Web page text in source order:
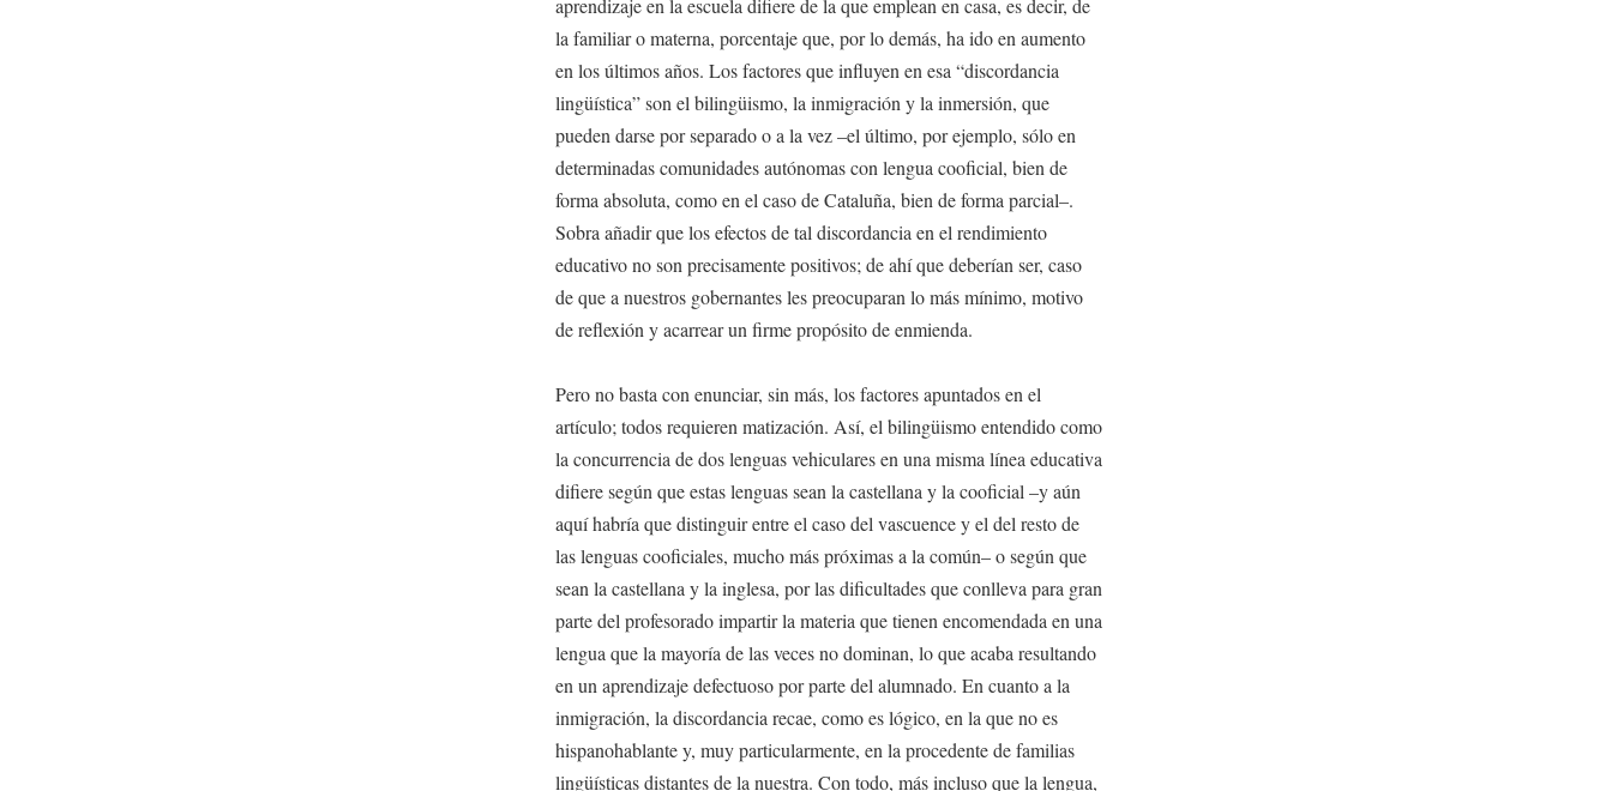
aprendizaje en la escuela difiere de la que emplean en casa, es decir, de
la familiar o materna, porcentaje que, por lo demás, ha ido en aumento
en los últimos años. Los factores que influyen en esa “discordancia
lingüística” son el bilingüismo, la inmigración y la inmersión, que
pueden darse por separado o a la vez –el último, por ejemplo, sólo en
determinadas comunidades autónomas con lengua cooficial, bien de
forma absoluta, como en el caso de Cataluña, bien de forma parcial–.
Sobra añadir que los efectos de tal discordancia en el rendimiento
educativo no son precisamente positivos; de ahí que deberían ser, caso
de que a nuestros gobernantes les preocuparan lo más mínimo, motivo
de reflexión y acarrear un firme propósito de enmienda.
Pero no basta con enunciar, sin más, los factores apuntados en el
artículo; todos requieren matización. Así, el bilingüismo entendido como
la concurrencia de dos lenguas vehiculares en una misma línea educativa
difiere según que estas lenguas sean la castellana y la cooficial –y aún
aquí habría que distinguir entre el caso del vascuence y el del resto de
las lenguas cooficiales, mucho más próximas a la común– o según que
sean la castellana y la inglesa, por las dificultades que conlleva para gran
parte del profesorado impartir la materia que tienen encomendada en una
lengua que la mayoría de las veces no dominan, lo que acaba resultando
en un aprendizaje defectuoso por parte del alumnado. En cuanto a la
inmigración, la discordancia recae, como es lógico, en la que no es
hispanohablante y, muy particularmente, en la procedente de familias
lingüísticas distantes de la nuestra. Con todo, más incluso que la lengua,